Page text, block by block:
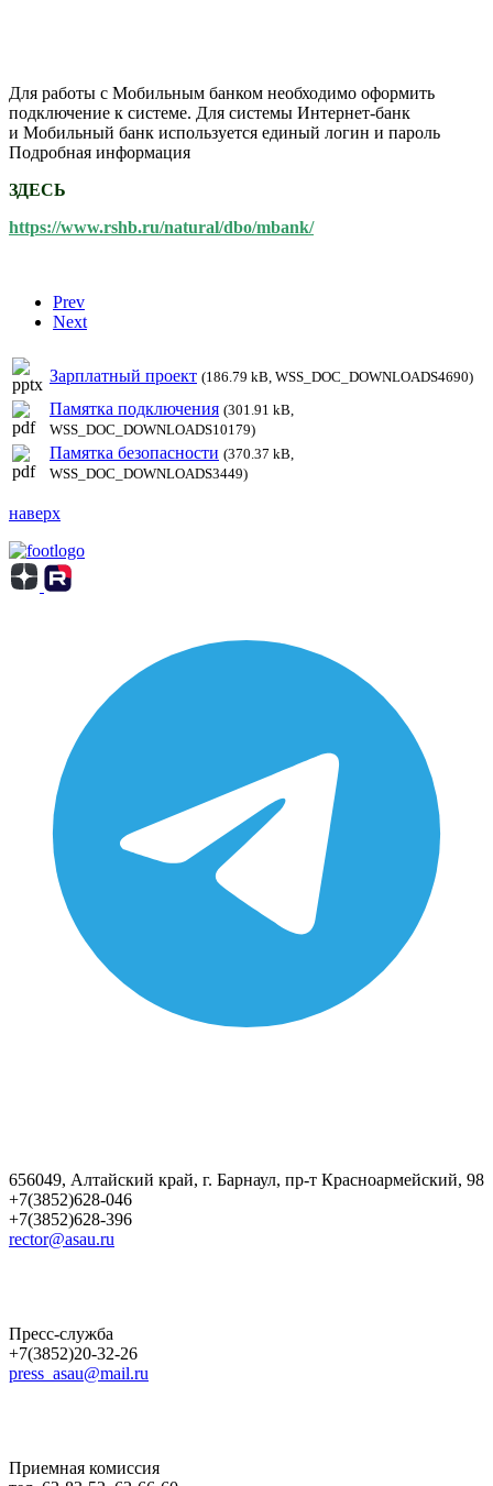
Для работы с Мобильным банком необходимо оформить
подключение к системе. Для системы Интернет-банк
и Мобильный банк используется единый логин и пароль
Подробная информация
ЗДЕСЬ
https://www.rshb.ru/natural/dbo/mbank/
Prev
Next
Зарплатный проект (186.79 kB, WSS_DOC_DOWNLOADS4690)
Памятка подключения (301.91 kB,
WSS_DOC_DOWNLOADS10179)
Памятка безопасности (370.37 kB,
WSS_DOC_DOWNLOADS3449)
наверх
656049, Алтайский край, г. Барнаул, пр-т Красноармейский, 98
+7(3852)628-046
+7(3852)628-396
rector@asau.ru
Пресс-служба
+7(3852)20-32-26
press_asau@mail.ru
Приемная комиссия